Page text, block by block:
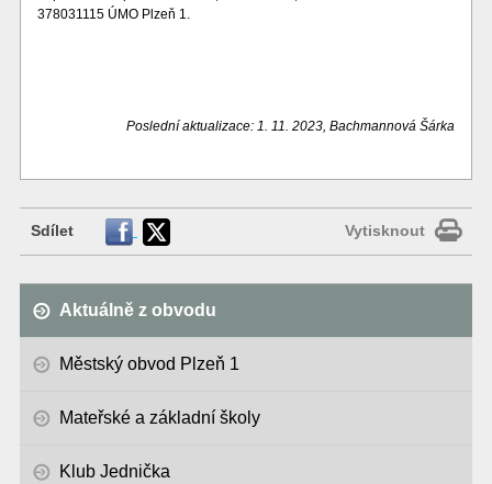
378031115 ÚMO Plzeň 1.
Poslední aktualizace: 1. 11. 2023, Bachmannová Šárka
Sdílet Vytisknout
Aktuálně z obvodu
Městský obvod Plzeň 1
Mateřské a základní školy
Klub Jednička